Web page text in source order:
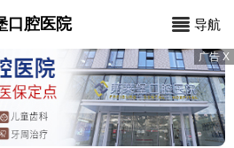
口腔医院 导航